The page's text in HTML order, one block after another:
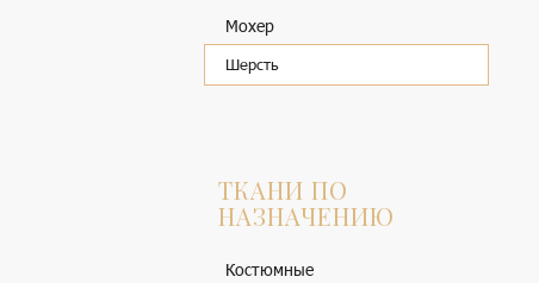
Мохер
Шерсть
ТКАНИ ПО
НАЗНАЧЕНИЮ
Костюмные